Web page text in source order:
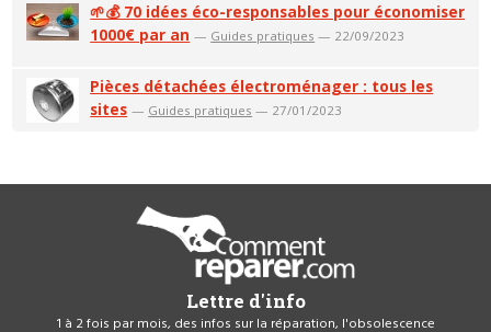
🌱💰 70 idées éco-responsables pour économiser
1000€ par an — Guides pratiques — 22/09/2023
Pièces détachées électroménager : tous les
sites — Guides pratiques — 27/01/2023
Lettre d'info
1 à 2 fois par mois, des infos sur la réparation, l'obsolescence